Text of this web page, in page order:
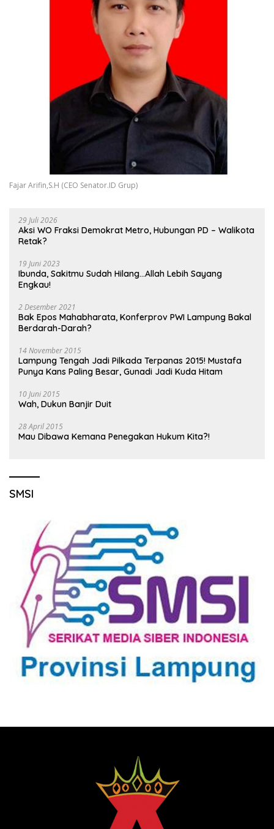
Fajar Arifin,S.H (CEO Senator.ID Grup)
29 Juli 2026
Aksi WO Fraksi Demokrat Metro, Hubungan PD – Walikota
Retak?
19 Juni 2023
Ibunda, Sakitmu Sudah Hilang…Allah Lebih Sayang
Engkau!
2 Desember 2021
Bak Epos Mahabharata, Konferprov PWI Lampung Bakal
Berdarah-Darah?
14 November 2015
Lampung Tengah Jadi Pilkada Terpanas 2015! Mustafa
Punya Kans Paling Besar, Gunadi Jadi Kuda Hitam
10 Juni 2015
Wah, Dukun Banjir Duit
28 April 2015
Mau Dibawa Kemana Penegakan Hukum Kita?!
SMSI